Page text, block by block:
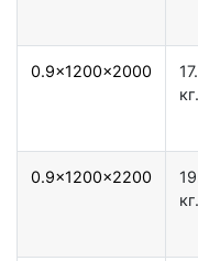
0.9x1200x2000
кг.
0.9x1200x2200
кг.